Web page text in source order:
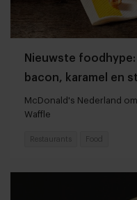
Nieuwste
bacon, karamel en
McDonald's Nederland
Waffle
Restaurants Food